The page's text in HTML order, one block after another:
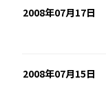
2008年07月17日
2008年07月15日